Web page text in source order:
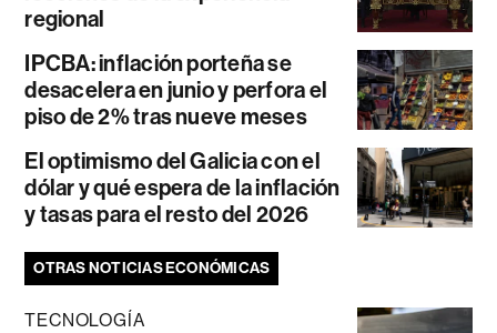
regional
IPCBA: inflación porteña se
desacelera en junio y perfora el
piso de 2% tras nueve meses
El optimismo del Galicia con el
dólar y qué espera de la inflación
y tasas para el resto del 2026
OTRAS NOTICIAS ECONÓMICAS
TECNOLOGÍA